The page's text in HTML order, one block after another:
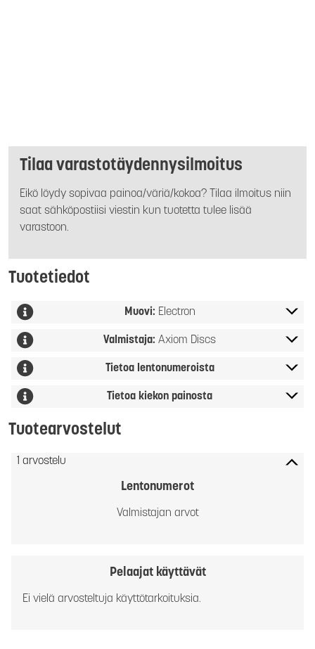
Tilaa varastotäydennysilmoitus
Eikö löydy sopivaa painoa/väriä/kokoa? Tilaa ilmoitus niin
saat sähköpostiisi viestin kun tuotetta tulee lisää
varastoon.
Tuotetiedot
Muovi: Electron
Valmistaja: Axiom Discs
Tietoa lentonumeroista
Tietoa kiekon painosta
Tuotearvostelut
1 arvostelu
Lentonumerot
Valmistajan arvot
Pelaajat käyttävät
Ei vielä arvosteltuja käyttötarkoituksia.